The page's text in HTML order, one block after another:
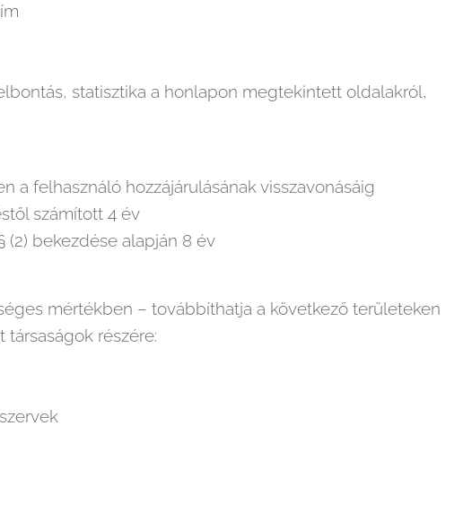
statisztika a honlapon megtekintett oldalakról,
a felhasználó hozzájárulásának visszavonásáig
számított 4 év
(2) bekezdése alapján 8 év
mértékben – továbbíthatja a következő területeken
részére: